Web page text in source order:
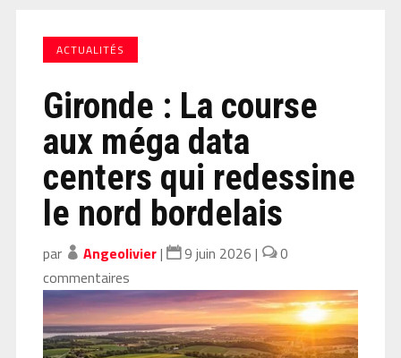
ACTUALITÉS
Gironde : La course
aux méga data
centers qui redessine
le nord bordelais
par Angeolivier| 9 juin 2026 |
0
commentaires